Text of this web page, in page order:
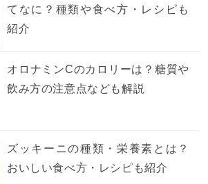
てなに？種類や食べ方・レシピも
紹介
オロナミンCのカロリーは？糖質や
飲み方の注意点なども解説
ズッキーニの種類・栄養素とは？
おいしい食べ方・レシピも紹介